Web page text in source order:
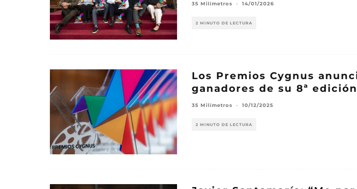
35 Milímetros · 14/01/2026
2 MINUTO DE LECTURA
Los Premios Cygnus
ganadores de su 8ª edición
35 Milímetros · 10/12/2025
2 MINUTO DE LECTURA